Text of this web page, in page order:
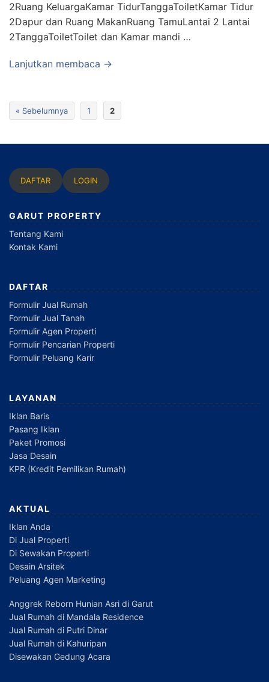
2Ruang KeluargaKamar TidurTanggaToiletKamar Tidur
2Dapur dan Ruang MakanRuang TamuLantai 2 Lantai
2TanggaToiletToilet dan Kamar mandi …
Lanjutkan membaca →
« Sebelumnya 1 2
DAFTAR LOGIN
GARUT PROPERTY
Tentang Kami
Kontak Kami
DAFTAR
Formulir Jual Rumah
Formulir Jual Tanah
Formulir Agen Properti
Formulir Pencarian Properti
Formulir Peluang Karir
LAYANAN
Iklan Baris
Pasang Iklan
Paket Promosi
Jasa Desain
KPR (Kredit Pemilikan Rumah)
AKTUAL
Iklan Anda
Di Jual Properti
Di Sewakan Properti
Desain Arsitek
Peluang Agen Marketing
Anggrek Reborn Hunian Asri di Garut
Jual Rumah di Mandala Residence
Jual Rumah di Putri Dinar
Jual Rumah di Kahuripan
Disewakan Gedung Acara